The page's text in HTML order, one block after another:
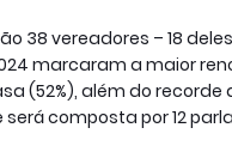
38 vereadores – 18
marcaram a maior
(52%), além do
será composta por 12